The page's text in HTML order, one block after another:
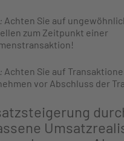
Achten Sie auf
zum Zeitpunkt einer
Achten Sie auf
vor Abschluss der